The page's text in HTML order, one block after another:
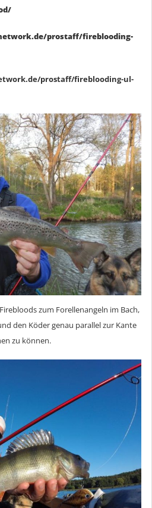
prostaff/fireblooding-
prostaff/fireblooding-ul-
zum Forellenangeln im Bach,
den Köder genau parallel zur Kante
zu können.